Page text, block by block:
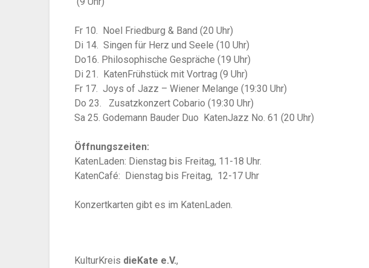
Fr 10. Noel Friedburg & Band (20 Uhr)
Di 14. Singen für Herz und Seele (10 Uhr)
Do16. Philosophische Gespräche (19 Uhr)
Di 21. KatenFrühstück mit Vortrag (9 Uhr)
Fr 17. Joys of Jazz – Wiener Melange (19:30 Uhr)
Do 23. Zusatzkonzert Cobario (19:30 Uhr)
Sa 25. Godemann Bauder Duo KatenJazz No. 61 (20 Uhr)
Öffnungszeiten:
KatenLaden: Dienstag bis Freitag, 11-18 Uhr.
KatenCafé: Dienstag bis Freitag, 12-17 Uhr
Konzertkarten gibt es im KatenLaden.
KulturKreis dieKate e.V.,